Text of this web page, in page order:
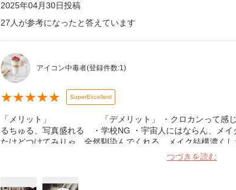
2025年04月30日投稿
27 人が参考になったと答えています
アイコン中毒者(登録件数:1)
★★★★★ SuperExcellent
「メリット」 「デメリット」 ・クロカンって感
るちゅる、写真盛れる ・学校NG ・宇宙人にはならん、メ
たけどつけてみりゃ、全然馴染んでくれる。メイク結構濃く
事！！！！ キャンマジでかすぎたって人、普通の黒コンだと
ありのあーり。 ピンクメイクにも、ぜんっぜん馴染んでくれ
つづきを読む